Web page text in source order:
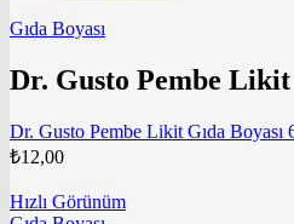
Gıda Boyası
Dr. Gusto Pembe Likit
Dr. Gusto Pembe Likit Gıda Boyası
₺12,00
Hızlı Görünüm